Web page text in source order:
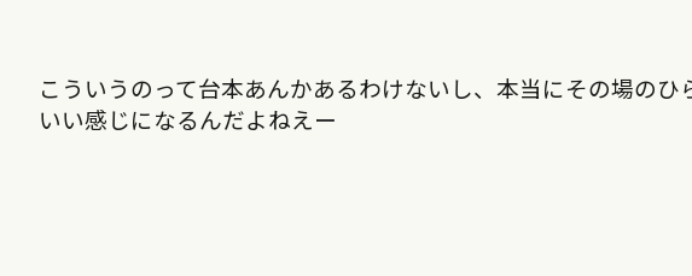
こういうのって台本あんかあるわけないし、本当にその場のひ
いい感じになるんだよねえー